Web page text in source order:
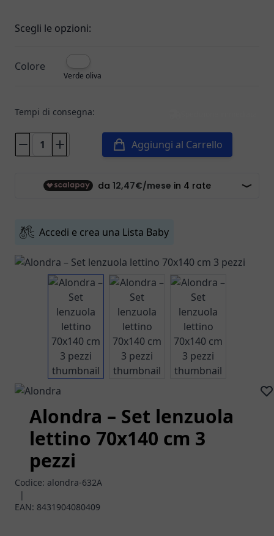
View larger imageView larger imageView larger
Alondra – Set lenzuola
lettino 70x140 cm 3
pezzi
Codice: alondra-632A
|
EAN: 8431904080409
Scegli le opzioni:
Colore
Verde oliva
Tempi di consegna:
Aggiungi al Carrello
Accedi e crea una Lista Baby